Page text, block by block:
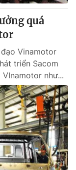
quá
Vinamotor
triển Sacom
như...